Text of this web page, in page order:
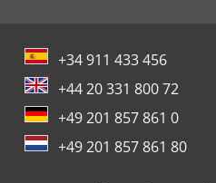
+34 911 433 456
+44 20 331 800 72
+49 201 857 861 0
+49 201 857 861 80